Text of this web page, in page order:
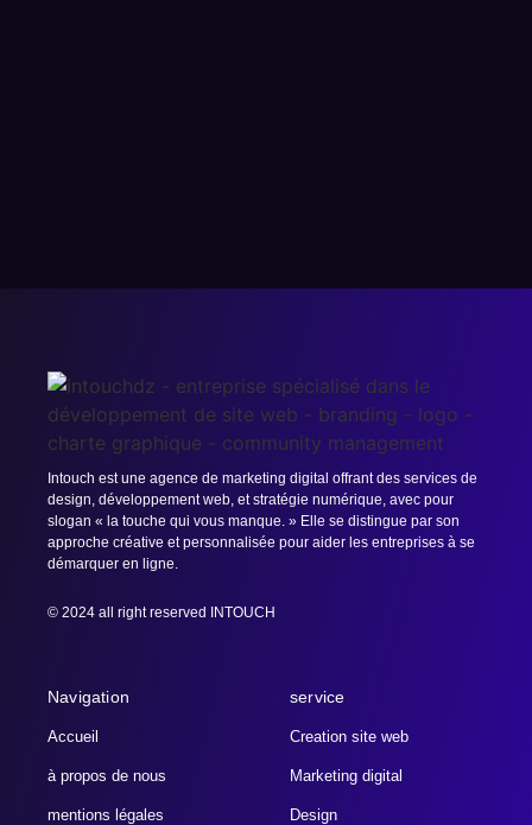
Intouch est une agence de marketing digital offrant des services de
design, développement web, et stratégie numérique, avec pour
slogan « la touche qui vous manque. » Elle se distingue par son
approche créative et personnalisée pour aider les entreprises à se
démarquer en ligne.
© 2024 all right reserved INTOUCH
Navigation
Accueil
à propos de nous
mentions légales
service
Creation site web
Marketing digital
Design